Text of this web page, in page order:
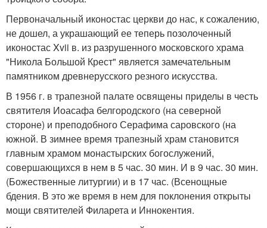
Первоначальный иконостас церкви до нас, к сожалению,
не дошел, а украшающий ее теперь позолоченный
иконостас Xvii в. из разрушенного московского храма
"Никола Большой Крест" является замечательным
памятником древнерусского резного искусства.
В 1956 г. в трапезной палате освящены приделы в честь
святителя Иоасафа белгородского (на северной
стороне) и преподобного Серафима саровского (на
южной. В зимнее время трапезный храм становится
главным храмом монастырских богослужений,
совершающихся в нем в 5 час. 30 мин. И в 9 час. 30 мин.
(Божественные литургии) и в 17 час. (Всенощные
бдения. В это же время в нем для поклонения открыты
мощи святителей Филарета и Иннокентия.